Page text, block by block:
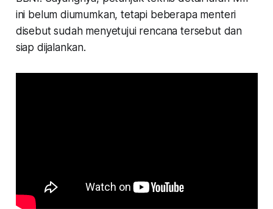
ini belum diumumkan, tetapi beberapa menteri
disebut sudah menyetujui rencana tersebut dan
siap dijalankan.